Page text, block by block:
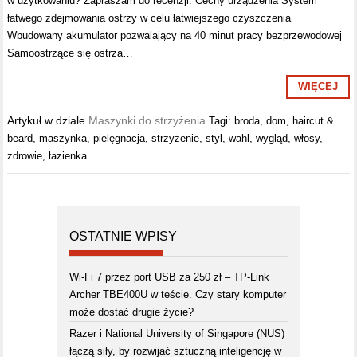
łatwego zdejmowania ostrzy w celu łatwiejszego czyszczenia
Wbudowany akumulator pozwalający na 40 minut pracy bezprzewodowej
Samoostrzące się ostrza…
WIĘCEJ
Artykuł w dziale Maszynki do strzyżenia Tagi: broda,dom, haircut &
beard,maszynka,pielęgnacja,strzyżenie,styl ,wahl ,wygląd,włosy,
zdrowie,łazienka
OSTATNIE WPISY
Wi-Fi 7 przez port USB za 250 zł – TP-Link
Archer TBE400U w teście. Czy stary komputer
może dostać drugie życie?
Razer i National University of Singapore (NUS)
łączą siły, by rozwijać sztuczną inteligencję w